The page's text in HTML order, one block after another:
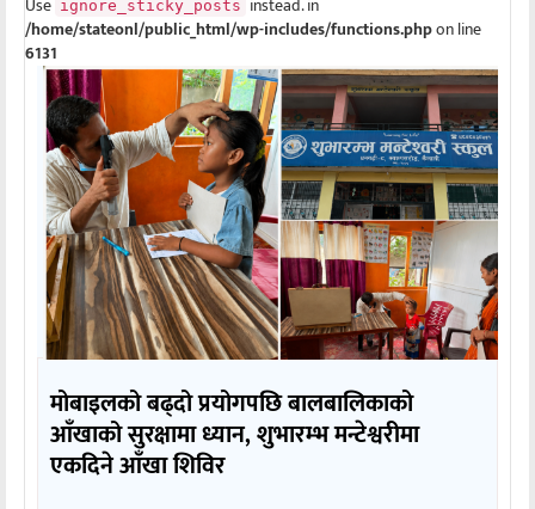
ignore_sticky_posts
/home/stateonl/public_html/wp-includes/functions.phpon line
6131
मोबाइलको बढ्दो प्रयोगपछि बालबालिकाको
आँखाको सुरक्षामा ध्यान, शुभारम्भ मन्टेश्वरीमा
एकदिने आँखा शिविर